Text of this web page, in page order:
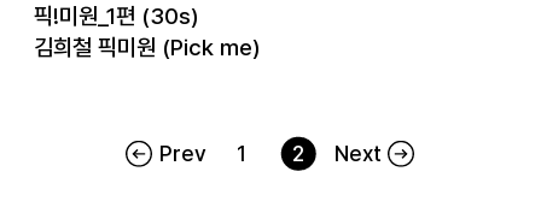
픽!미원_1편 (30s)
김희철 픽미원 (Pick me)
Prev 1 2 Next